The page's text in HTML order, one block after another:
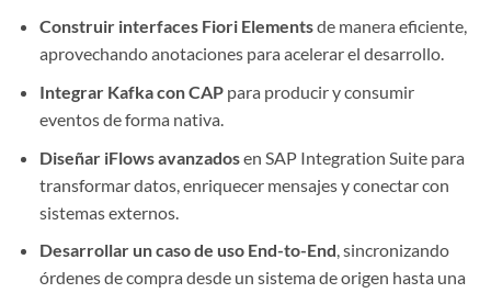
Construir interfaces Fiori Elementsde manera eficiente,
aprovechando anotaciones para acelerar el desarrollo.
Integrar Kafka con CAPpara producir y consumir
eventos de forma nativa.
Diseñar iFlows avanzadosen SAP Integration Suite para
transformar datos, enriquecer mensajes y conectar con
sistemas externos.
Desarrollar un caso de uso End-to-End, sincronizando
órdenes de compra desde un sistema de origen hasta una